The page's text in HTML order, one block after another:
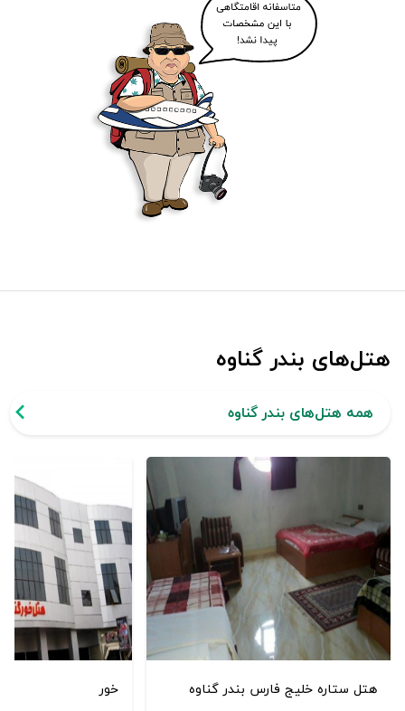
هتل‌های بندر گناوه
همه هتل‌های بندر گناوه
هتل ستاره خلیج فارس بندر گناوه خور